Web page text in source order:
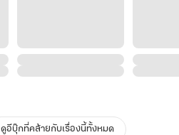
ดูอีบุ๊กที่คล้ายกับเรื่องนี้ทั้งหมด